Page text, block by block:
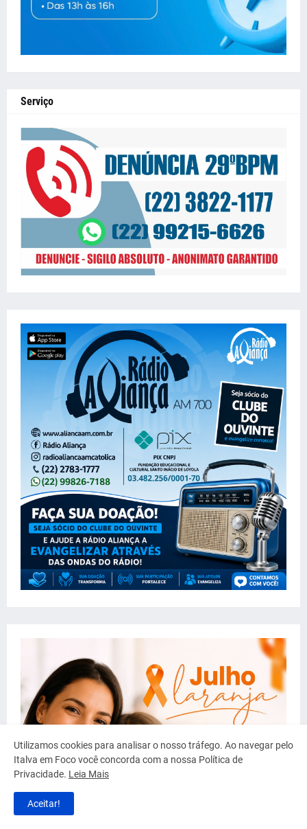
Serviço
Utilizamos cookies para analisar o nosso tráfego. Ao navegar pelo
Italva em Foco você concorda com a nossa Política de
Privacidade. Leia Mais
Aceitar!